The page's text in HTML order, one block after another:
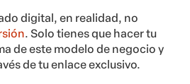
digital, en realidad, no
. Solo tienes que hacer tu
de este modelo de negocio y
de tu enlace exclusivo.